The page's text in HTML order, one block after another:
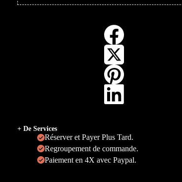
+ De Services
Réserver et Payer Plus Tard.
Regroupement de commande.
Paiement en 4X avec Paypal.